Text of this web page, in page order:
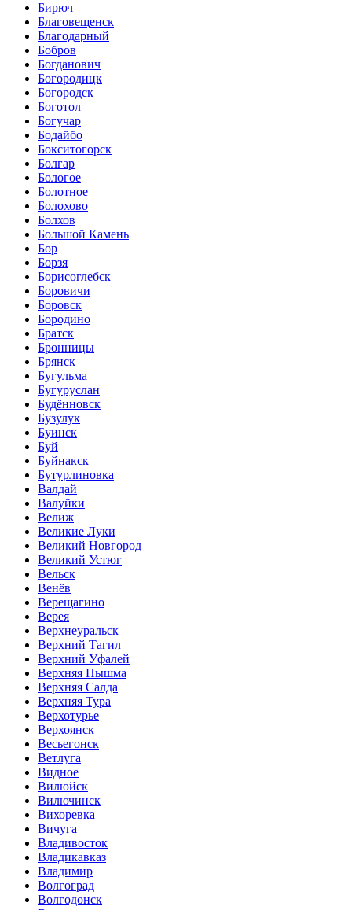
Бирюч
Благовещенск
Благодарный
Бобров
Богданович
Богородицк
Богородск
Боготол
Богучар
Бодайбо
Бокситогорск
Болгар
Бологое
Болотное
Болохово
Болхов
Большой Камень
Бор
Борзя
Борисоглебск
Боровичи
Боровск
Бородино
Братск
Бронницы
Брянск
Бугульма
Бугуруслан
Будённовск
Бузулук
Буинск
Буй
Буйнакск
Бутурлиновка
Валдай
Валуйки
Велиж
Великие Луки
Великий Новгород
Великий Устюг
Вельск
Венёв
Верещагино
Верея
Верхнеуральск
Верхний Тагил
Верхний Уфалей
Верхняя Пышма
Верхняя Салда
Верхняя Тура
Верхотурье
Верхоянск
Весьегонск
Ветлуга
Видное
Вилюйск
Вилючинск
Вихоревка
Вичуга
Владивосток
Владикавказ
Владимир
Волгоград
Волгодонск